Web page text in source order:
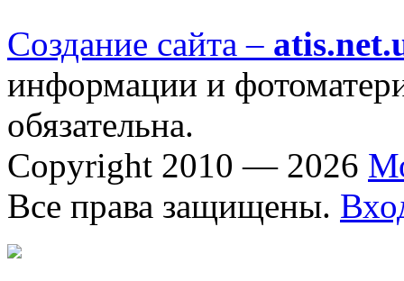
Создание сайта –
информации и
обязательна.
Copyright 2010 — 2026
Все права защищены.